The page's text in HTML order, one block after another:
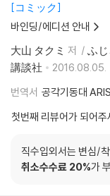
コミック
바인딩/에디션 안내
大山 タクミ 저 ふ
講談社
2016.08.05.
번역서 공각기동대
첫번째 리뷰어가 되어주
직수입외서는 변심/
취소수수료 20%가